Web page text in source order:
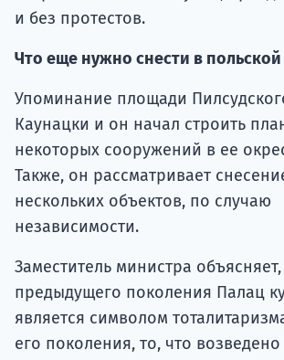
и без протестов.
Что еще нужно снести в польской
Упоминание площади
Каунацки и он начал строить
некоторых сооружений в ее
Также, он рассматривает
нескольких объектов, по случаю
независимости.
Заместитель министра
предыдущего поколения Палац
является символом
его поколения, то, что